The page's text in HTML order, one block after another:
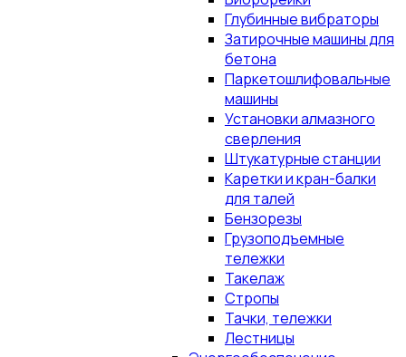
Глубинные вибраторы
Затирочные машины для
бетона
Паркетошлифовальные
машины
Установки алмазного
сверления
Штукатурные станции
Каретки и кран-балки
для талей
Бензорезы
Грузоподъемные
тележки
Такелаж
Стропы
Тачки, тележки
Лестницы